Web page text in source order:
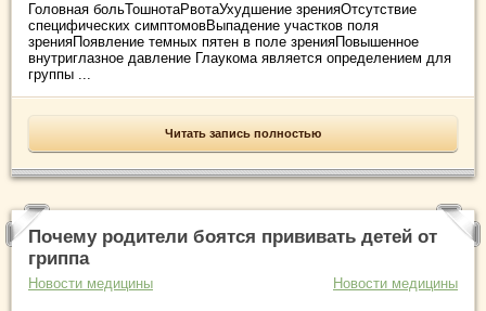
Головная больТошнотаРвотаУхудшение зренияОтсутствие
специфических симптомовВыпадение участков поля
зренияПоявление темных пятен в поле зренияПовышенное
внутриглазное давление Глаукома является определением для
группы ...
Читать запись полностью
Почему родители боятся прививать детей от
гриппа
Новости медицины Новости медицины